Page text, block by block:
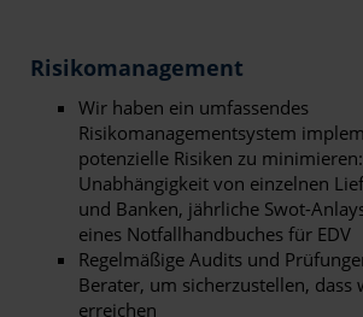
Risikomanagement
Wir haben ein umfassendes
Risikomanagementsystem
potenzielle Risiken zu
Unabhängigkeit von einzelnen
und Banken, jährliche Swot-
eines Notfallhandbuches für EDV
Regelmäßige Audits und
Berater, um sicherzustellen, dass
erreichen